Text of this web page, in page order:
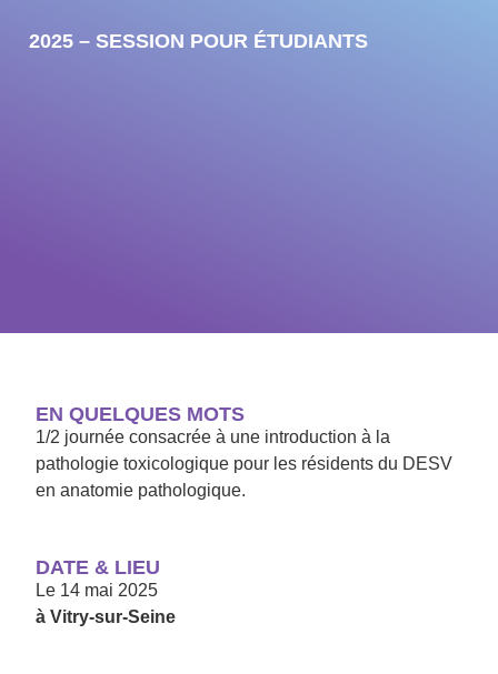
2025 – SESSION POUR ÉTUDIANTS
DATE & LIEU
Le 14 mai 2025
à Vitry-sur-Seine
EN QUELQUES MOTS
1/2 journée consacrée à une introduction à la
pathologie toxicologique pour les résidents du DESV
en anatomie pathologique.